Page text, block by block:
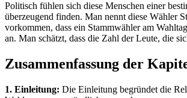
Politisch fühlen sich diese Menschen einer
überzeugend finden. Man nennt diese Wähler
vorkommen, dass ein Stammwähler am
an. Man schätzt, dass die Zahl der Leute, die
Zusammenfassung der
1. Einleitung: Die Einleitung begründet die